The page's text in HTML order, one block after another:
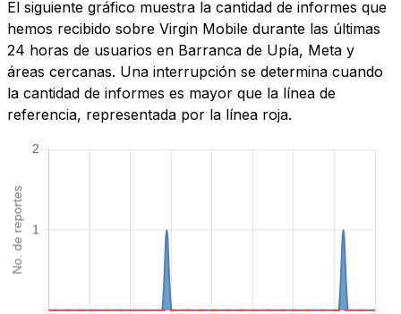
El siguiente gráfico muestra la cantidad de informes que
hemos recibido sobre Virgin Mobile durante las últimas
24 horas de usuarios en Barranca de Upía, Meta y
áreas cercanas. Una interrupción se determina cuando
la cantidad de informes es mayor que la línea de
referencia, representada por la línea roja.